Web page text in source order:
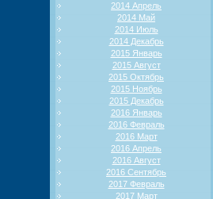
2014 Апрель
2014 Май
2014 Июль
2014 Декабрь
2015 Январь
2015 Август
2015 Октябрь
2015 Ноябрь
2015 Декабрь
2016 Январь
2016 Февраль
2016 Март
2016 Апрель
2016 Август
2016 Сентябрь
2017 Февраль
2017 Март